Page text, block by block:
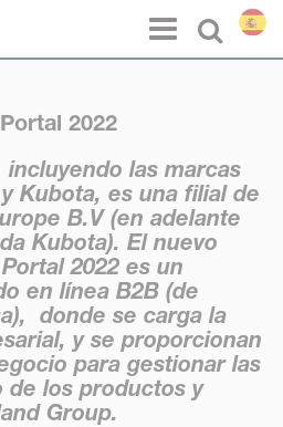
Select
Menu
2022
las marcas
Kubota, es una filial de
B.V (en adelante
Kubota). El nuevo
2022 es un
en línea B2B (de
donde se carga la
y se proporcionan
para gestionar las
de los productos y
Group.